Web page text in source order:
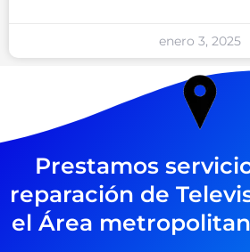
enero 3, 2025
Prestamos
reparación de
el Área